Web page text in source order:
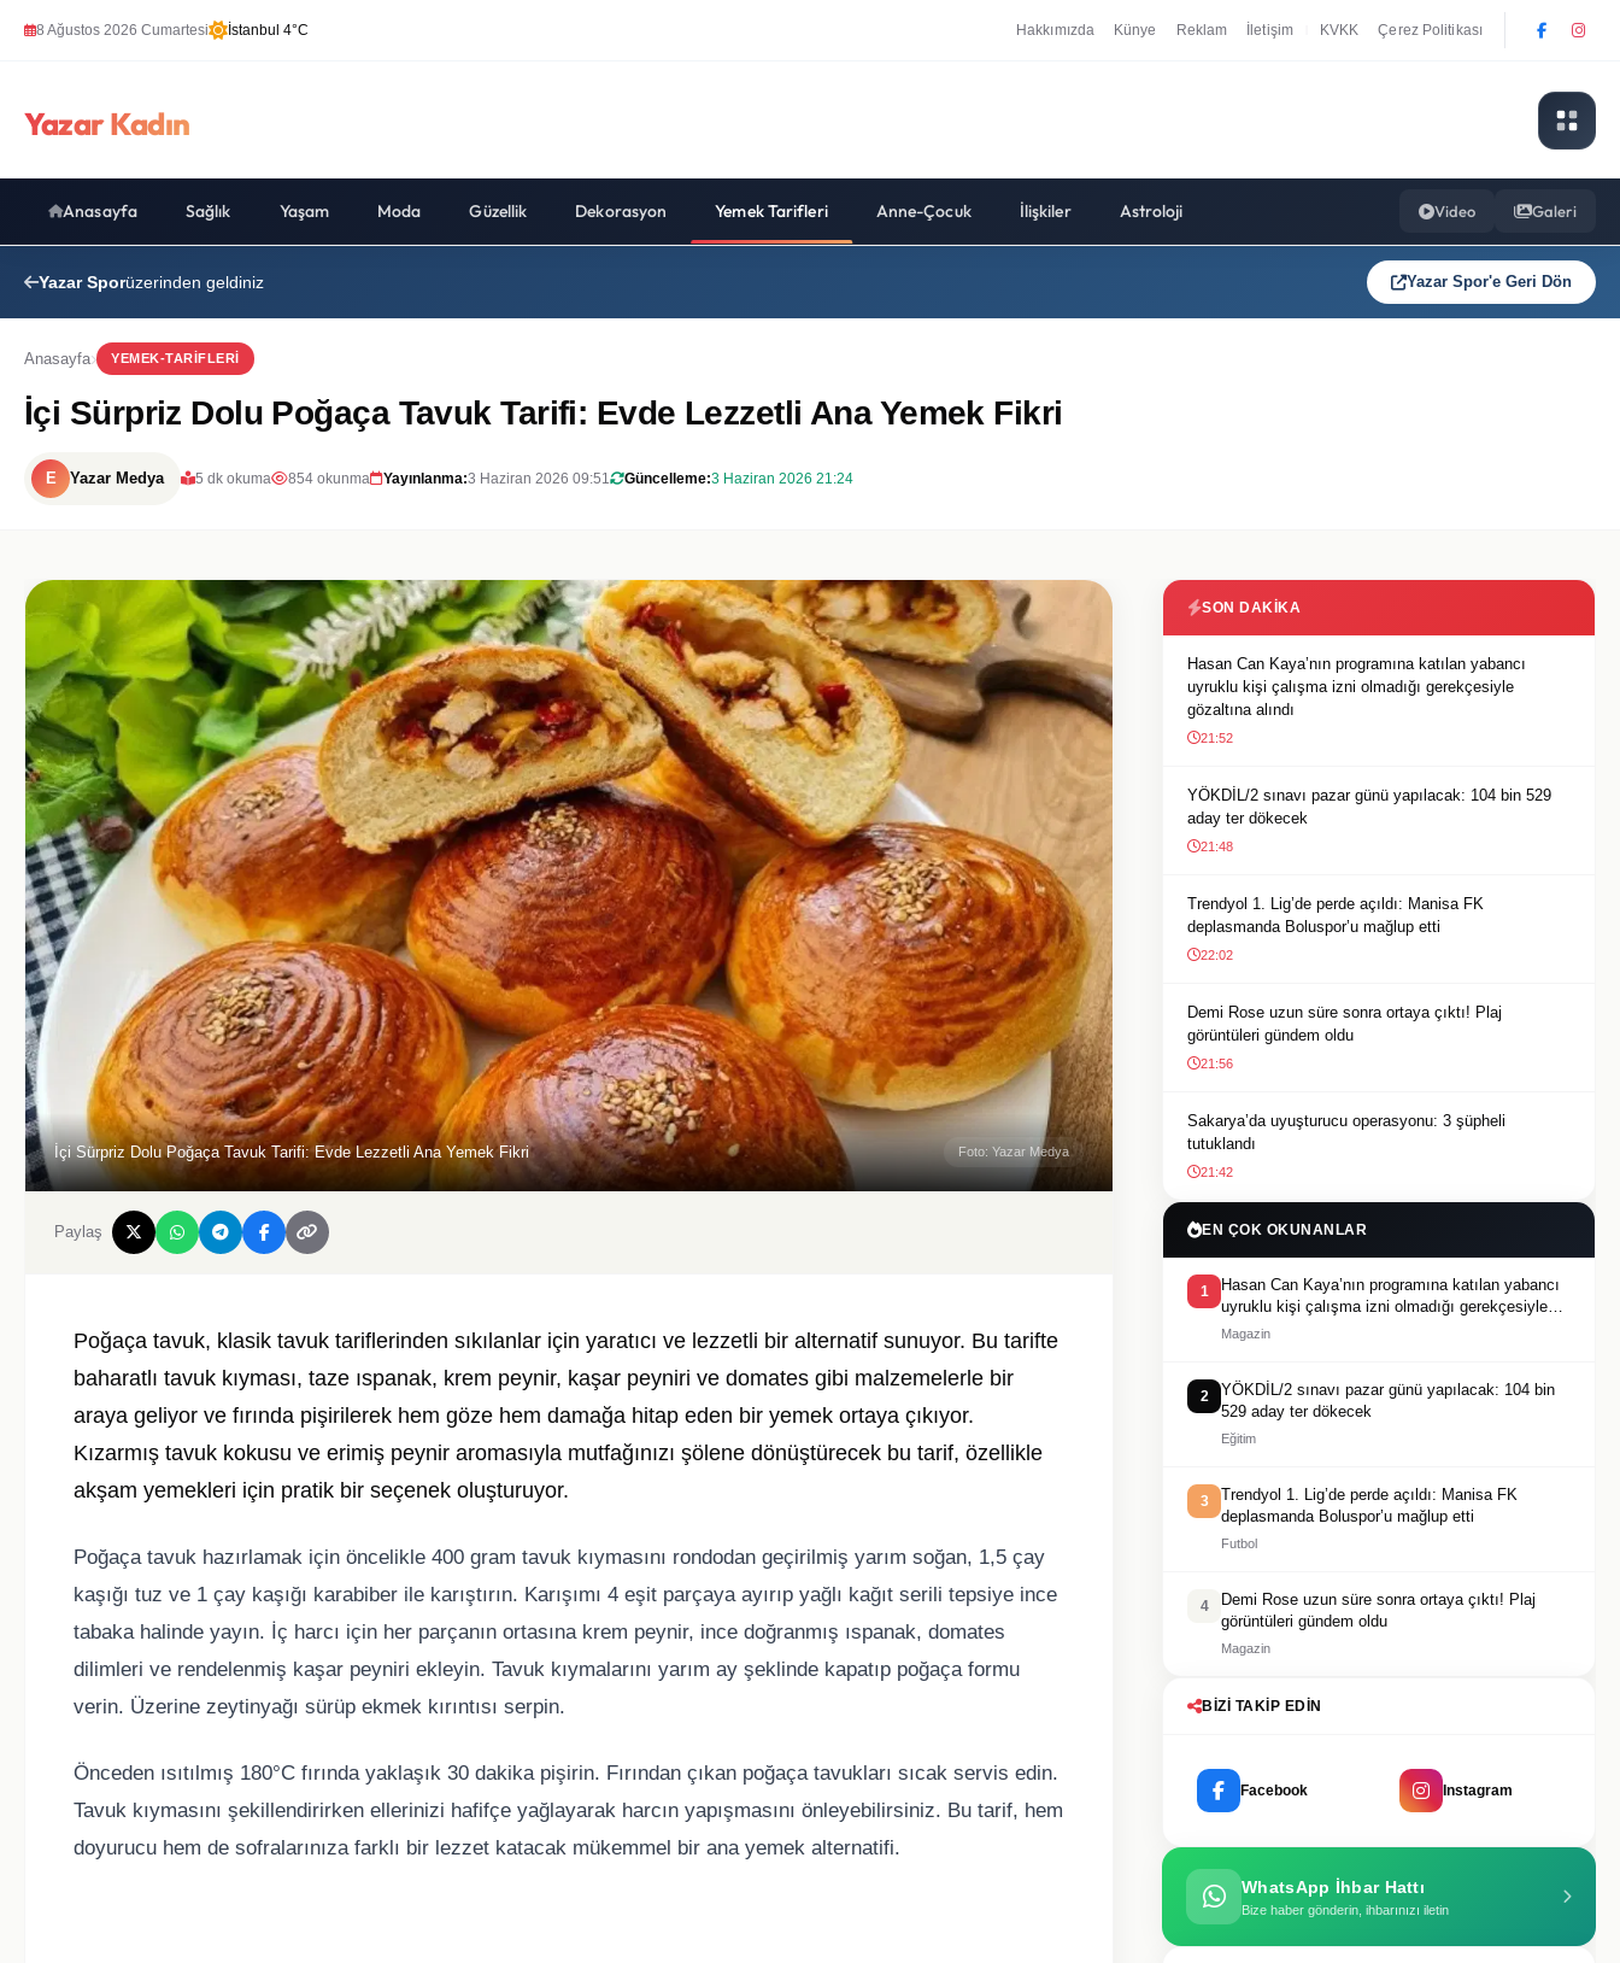
8 Ağustos 2026 Cumartesi İstanbul 4°C Hakkımızda Künye Reklam İletişim KVKK Çerez Politikası
Yazar Kadın
Anasayfa Sağlık Yaşam Moda Güzellik Dekorasyon Yemek Tarifleri Anne-Çocuk İlişkiler Astroloji Video Galeri
Yazar Sporüzerinden geldiniz Yazar Spor'e Geri Dön
Anasayfa YEMEK-TARIFLERI
İçi Sürpriz Dolu Poğaça Tavuk Tarifi: Evde Lezzetli Ana Yemek Fikri
E Yazar Medya 5 dk okuma 854 okunma Yayınlanma:3 Haziran 2026 09:51 Güncelleme:3 Haziran 2026 21:24
İçi Sürpriz Dolu Poğaça Tavuk Tarifi: Evde Lezzetli Ana Yemek Fikri Foto: Yazar Medya
Paylaş
Poğaça tavuk, klasik tavuk tariflerinden sıkılanlar için yaratıcı ve lezzetli bir alternatif sunuyor. Bu tarifte
baharatlı tavuk kıyması, taze ıspanak, krem peynir, kaşar peyniri ve domates gibi malzemelerle bir
araya geliyor ve fırında pişirilerek hem göze hem damağa hitap eden bir yemek ortaya çıkıyor.
Kızarmış tavuk kokusu ve erimiş peynir aromasıyla mutfağınızı şölene dönüştürecek bu tarif, özellikle
akşam yemekleri için pratik bir seçenek oluşturuyor.
Poğaça tavuk hazırlamak için öncelikle 400 gram tavuk kıymasını rondodan geçirilmiş yarım soğan, 1,5 çay
kaşığı tuz ve 1 çay kaşığı karabiber ile karıştırın. Karışımı 4 eşit parçaya ayırıp yağlı kağıt serili tepsiye ince
tabaka halinde yayın. İç harcı için her parçanın ortasına krem peynir, ince doğranmış ıspanak, domates
dilimleri ve rendelenmiş kaşar peyniri ekleyin. Tavuk kıymalarını yarım ay şeklinde kapatıp poğaça formu
verin. Üzerine zeytinyağı sürüp ekmek kırıntısı serpin.
Önceden ısıtılmış 180°C fırında yaklaşık 30 dakika pişirin. Fırından çıkan poğaça tavukları sıcak servis edin.
Tavuk kıymasını şekillendirirken ellerinizi hafifçe yağlayarak harcın yapışmasını önleyebilirsiniz. Bu tarif, hem
doyurucu hem de sofralarınıza farklı bir lezzet katacak mükemmel bir ana yemek alternatifi.
SON DAKIKA
Hasan Can Kaya’nın programına katılan yabancı
uyruklu kişi çalışma izni olmadığı gerekçesiyle
gözaltına alındı
21:52
YÖKDİL/2 sınavı pazar günü yapılacak: 104 bin 529
aday ter dökecek
21:48
Trendyol 1. Lig’de perde açıldı: Manisa FK
deplasmanda Boluspor’u mağlup etti
22:02
Demi Rose uzun süre sonra ortaya çıktı! Plaj
görüntüleri gündem oldu
21:56
Sakarya’da uyuşturucu operasyonu: 3 şüpheli
tutuklandı
21:42
EN ÇOK OKUNANLAR
1
Hasan Can Kaya’nın programına katılan yabancı
uyruklu kişi çalışma izni olmadığı gerekçesiyle
gözaltına alındı
Magazin
2
YÖKDİL/2 sınavı pazar günü yapılacak: 104 bin
529 aday ter dökecek
Eğitim
3
Trendyol 1. Lig’de perde açıldı: Manisa FK
deplasmanda Boluspor’u mağlup etti
Futbol
4
Demi Rose uzun süre sonra ortaya çıktı! Plaj
görüntüleri gündem oldu
Magazin
BIZI TAKIP EDIN
Facebook Instagram
WhatsApp İhbar Hattı
Bize haber gönderin, ihbarınızı iletin